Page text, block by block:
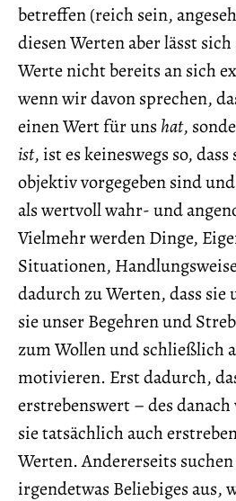
betreffen (reich sein,
diesen Werten aber lässt sich
Werte nicht bereits an sich
wenn wir davon sprechen,
einen Wert für unshat,
ist, ist es keineswegs so,
objektiv vorgegeben sind
als wertvoll wahr- und
Vielmehr werden Dinge,
Situationen,
dadurch zu Werten, dass sie
sie unser Begehren und
zum Wollen und schließlich
motivieren. Erst dadurch,
erstrebenswert – des
sie tatsächlich auch
Werten. Andererseits
irgendetwas Beliebiges aus,